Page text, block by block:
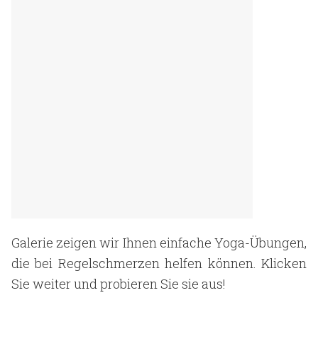
Galerie zeigen wir Ihnen einfache Yoga-Übungen,
die bei Regelschmerzen helfen können. Klicken
Sie weiter und probieren Sie sie aus!